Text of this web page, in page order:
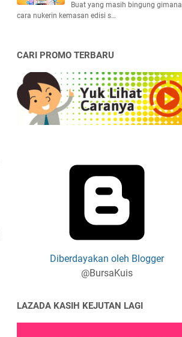
Buat yang masih bingung gimana
cara nukerin kemasan edisi s…
CARI PROMO TERBARU
Diberdayakan oleh Blogger
@BursaKuis
LAZADA KASIH KEJUTAN LAGI